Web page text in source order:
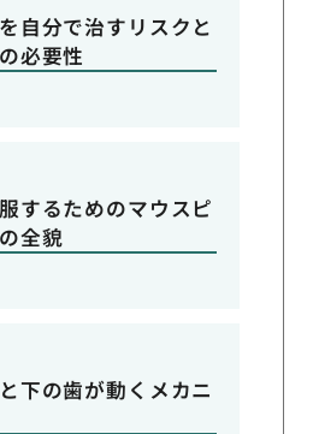
自分で治すリスクと
必要性
するためのマウスピ
全貌
下の歯が動くメカニ